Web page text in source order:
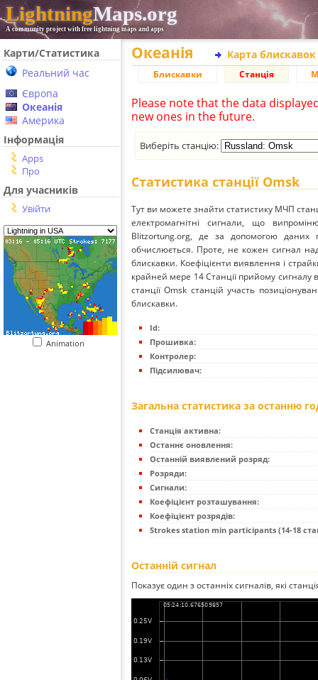
LightningMaps.org
A community project with free lightning maps and apps
Карти/Статистика
Реальний час
Європа
Океанія
Америка
Інформація
Apps
Про
Для учасників
Увійти
Animation
Океанія Карта
Блискавки Станція
Please note that the data
new ones in the future.
Виберіть станцію:
Статистика станції Omsk
Тут ви можете знайти статистику МЧП
електромагнітні сигнали, що
Blitzortung.org, де за допомогою даних
обчислюється. Проте, не кожен сигнал
блискавки. Коефіцієнти виявлення і
крайней мере 14 Станції прийому сигналу
станції Omsk станцій участь
блискавки.
Id:
Прошивка:
Контролер:
Підсилювач:
Загальна статистика за останню
Станція активна:
Останнє оновлення:
Останній виявлений розряд:
Розряди:
Сигнали:
Коефіцієнт розташування:
Коефіцієнт розрядів:
Strokes station min participants (14-18
Останній сигнал
Показує один з останніх сигналів, які